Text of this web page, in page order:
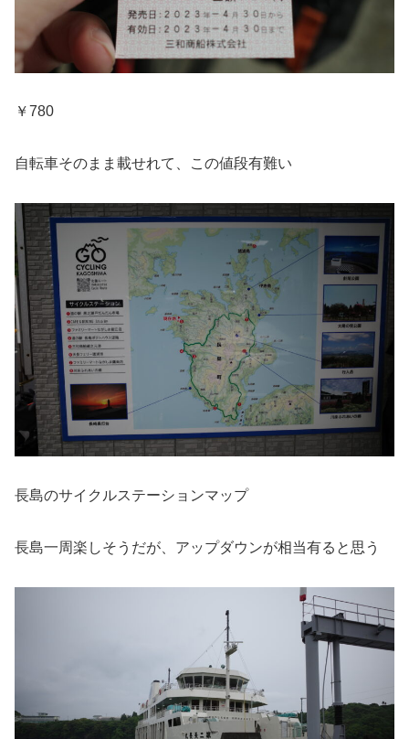
￥780
自転車そのまま載せれて、この値段有難い
長島のサイクルステーションマップ
長島一周楽しそうだが、アップダウンが相当有ると思う